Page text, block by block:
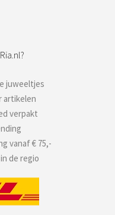
juweeltjes
artikelen
verpakt
vanaf € 75,-
de regio